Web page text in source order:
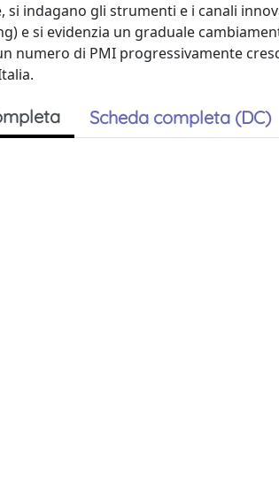
indagano gli strumenti e i canali
e si evidenzia un graduale
numero di PMI progressivamente
Scheda completa (DC)